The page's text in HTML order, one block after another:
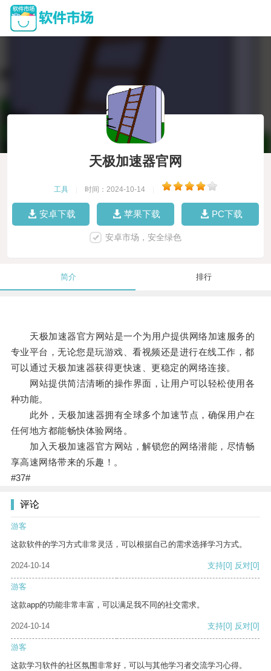
天极加速器官网
工具 时间：2024-10-14
安卓下载 苹果下载 PC下载
安卓市场，安全绿色
简介 排行
天极加速器官方网站是一个为用户提供网络加速服务的
专业平台，无论您是玩游戏、看视频还是进行在线工作，都
可以通过天极加速器获得更快速、更稳定的网络连接。
网站提供简洁清晰的操作界面，让用户可以轻松使用各
种功能。
此外，天极加速器拥有全球多个加速节点，确保用户在
任何地方都能畅快体验网络。
加入天极加速器官方网站，解锁您的网络潜能，尽情畅
享高速网络带来的乐趣！。
#37#
评论
游客
这款软件的学习方式非常灵活，可以根据自己的需求选择学习方式。
2024-10-14 支持[0] 反对[0]
游客
这款app的功能非常丰富，可以满足我不同的社交需求。
2024-10-14 支持[0] 反对[0]
游客
这款学习软件的社区氛围非常好，可以与其他学习者交流学习心得。